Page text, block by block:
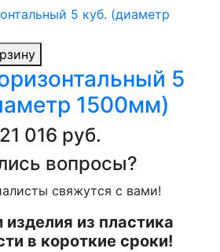
5
1500мм)
016 руб.
вопросы?
свяжутся с вами!
из пластика
в короткие сроки!